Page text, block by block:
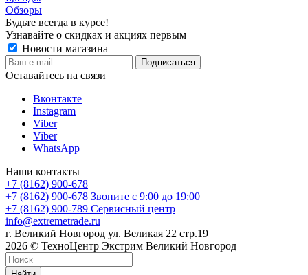
Обзоры
Будьте всегда в курсе!
Узнавайте о скидках и акциях первым
Новости магазина
Оставайтесь на связи
Вконтакте
Instagram
Viber
Viber
WhatsApp
Наши контакты
+7 (8162) 900-678
+7 (8162) 900-678 Звоните с 9:00 до 19:00
+7 (8162) 900-789 Сервисный центр
info@extremetrade.ru
г. Великий Новгород ул. Великая 22 стр.19
2026 © ТехноЦентр Экстрим Великий Новгород